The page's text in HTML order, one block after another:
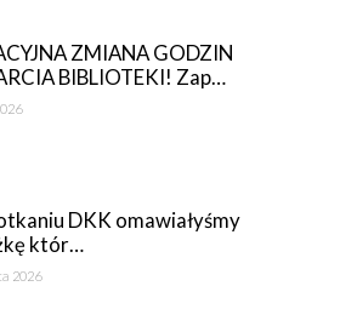
ZMIANA GODZIN
BIBLIOTEKI! Zap…
DKK omawiałyśmy
któr…
2026